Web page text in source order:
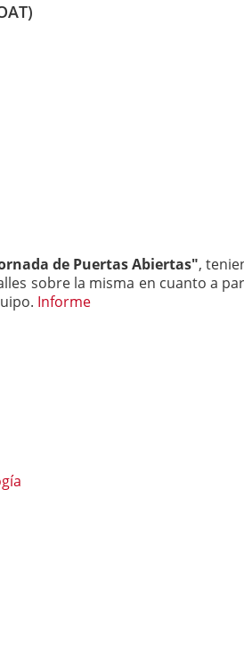
de Puertas Abiertas",
sobre la misma en cuanto a
Informe